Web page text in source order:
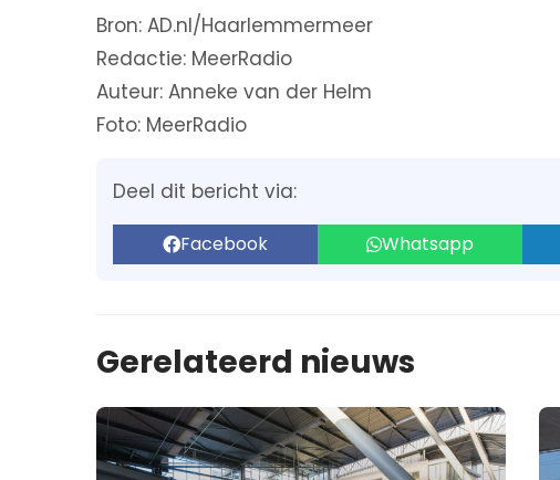
Bron: AD.nl/Haarlemmermeer
Redactie: MeerRadio
Auteur: Anneke van der Helm
Foto: MeerRadio
Deel dit bericht via:
Facebook Whatsapp
Gerelateerd nieuws